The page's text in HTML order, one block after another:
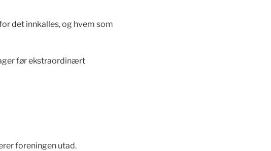
det innkalles, og hvem som
før ekstraordinært
foreningen utad.